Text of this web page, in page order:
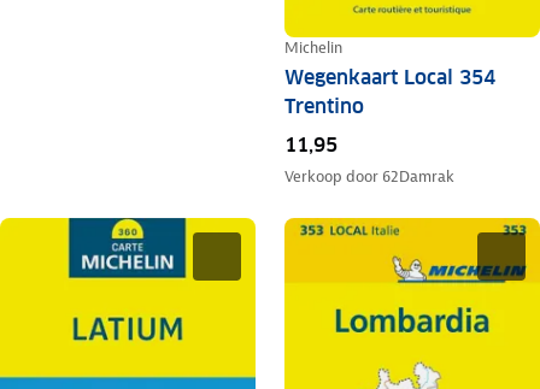
Michelin
Wegenkaart Local 354
Trentino
11,95
Verkoop door 62Damrak